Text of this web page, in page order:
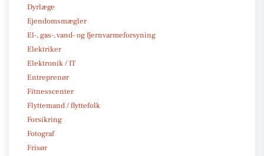
Dyrlæge
Ejendomsmægler
El-, gas-, vand- og fjernvarmeforsyning
Elektriker
Elektronik / IT
Entreprenør
Fitnesscenter
Flyttemand / flyttefolk
Forsikring
Fotograf
Frisør